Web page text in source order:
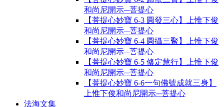
和尚尼開示─菩提心
【菩提心妙寶 6-3 圓發三心】上惟下俊
和尚尼開示─菩提心
【菩提心妙寶 6-4 圓攝三聚】上惟下俊
和尚尼開示─菩提心
【菩提心妙寶 6-5 修定慧行】上惟下俊
和尚尼開示─菩提心
【菩提心妙寶 6-6一句佛號成就三身】
上惟下俊和尚尼開示─菩提心
法海文集